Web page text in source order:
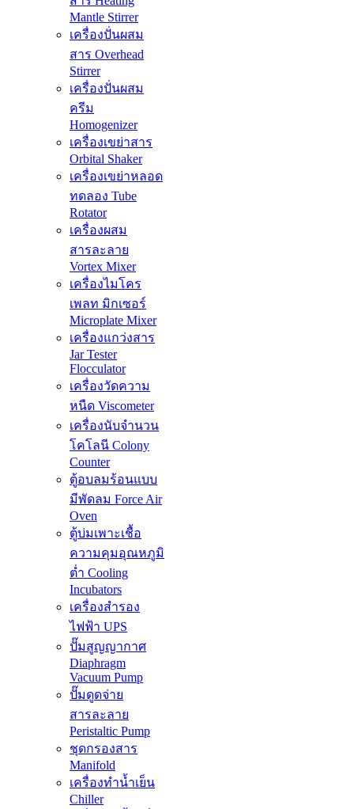
Mantle Stirrer
เครื่องปั่นผสม
สาร Overhead
Stirrer
เครื่องปั่นผสม
ครีม
Homogenizer
เครื่องเขย่าสาร
Orbital Shaker
เครื่องเขย่าหลอด
ทดลอง Tube
Rotator
เครื่องผสม
สารละลาย
Vortex Mixer
เครื่องไมโคร
เพลท มิกเซอร์
Microplate Mixer
เครื่องแกว่งสาร
Jar Tester
Flocculator
เครื่องวัดความ
หนืด Viscometer
เครื่องนับจำนวน
โคโลนี Colony
Counter
ตู้อบลมร้อนแบบ
มีพัดลม Force Air
Oven
ตู้บ่มเพาะเชื้อ
ความคุมอุณหภูมิ
ต่ำ Cooling
Incubators
เครื่องสำรอง
ไฟฟ้า UPS
ปั๊มสูญญากาศ
Diaphragm
Vacuum Pump
ปั๊มดูดจ่าย
สารละลาย
Peristaltic Pump
ชุดกรองสาร
Manifold
เครื่องทำน้ำเย็น
Chiller